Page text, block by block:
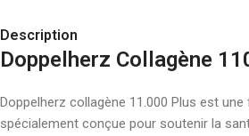
Description
Doppelherz Collagène
Doppelherz collagène 11.000 Plus est
spécialement conçue pour soutenir la